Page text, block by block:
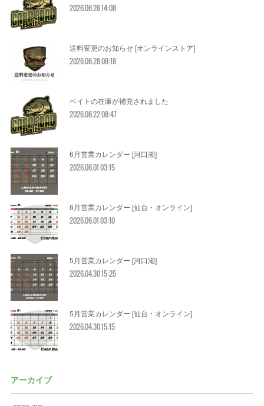
2026.06.28 14:08
送料変更のお知らせ [オンラインストア]
2026.06.28 08:18
ベイトの在庫が補充されました
2026.06.22 08:47
6月営業カレンダー [河口湖]
2026.06.01 03:15
6月営業カレンダー [仙台・オンライン]
2026.06.01 03:10
5月営業カレンダー [河口湖]
2026.04.30 15:25
5月営業カレンダー [仙台・オンライン]
2026.04.30 15:15
アーカイブ